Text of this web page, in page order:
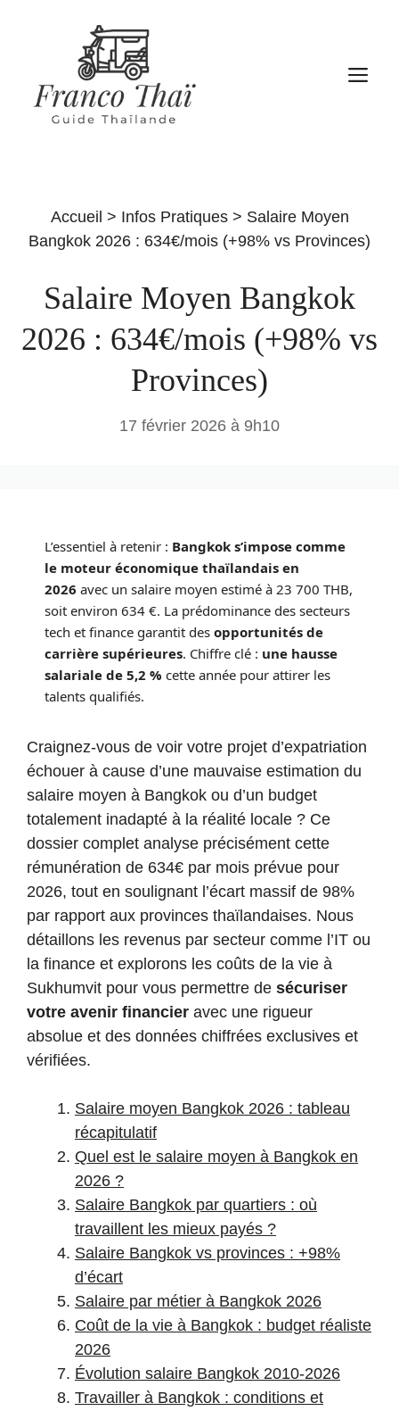
Accueil > Infos Pratiques> Salaire Moyen
Bangkok 2026 : 634€/mois (+98% vs Provinces)
Salaire Moyen Bangkok
2026 : 634€/mois (+98% vs
Provinces)
17 février 2026 à 9h10
L’essentiel à retenir : Bangkok s’impose comme
le moteur économique thaïlandais en
2026 avec un salaire moyen estimé à 23 700 THB,
soit environ 634 €. La prédominance des secteurs
tech et finance garantit des opportunités de
carrière supérieures. Chiffre clé : une hausse
salariale de 5,2 % cette année pour attirer les
talents qualifiés.
Craignez-vous de voir votre projet d’expatriation
échouer à cause d’une mauvaise estimation du
salaire moyen à Bangkok ou d’un budget
totalement inadapté à la réalité locale ? Ce
dossier complet analyse précisément cette
rémunération de 634€ par mois prévue pour
2026, tout en soulignant l’écart massif de 98%
par rapport aux provinces thaïlandaises. Nous
détaillons les revenus par secteur comme l’IT ou
la finance et explorons les coûts de la vie à
Sukhumvit pour vous permettre de sécuriser
votre avenir financier avec une rigueur
absolue et des données chiffrées exclusives et
vérifiées.
Salaire moyen Bangkok 2026 : tableau
récapitulatif
Quel est le salaire moyen à Bangkok en
2026 ?
Salaire Bangkok par quartiers : où
travaillent les mieux payés ?
Salaire Bangkok vs provinces : +98%
d’écart
Salaire par métier à Bangkok 2026
Coût de la vie à Bangkok : budget réaliste
2026
Évolution salaire Bangkok 2010-2026
Travailler à Bangkok : conditions et